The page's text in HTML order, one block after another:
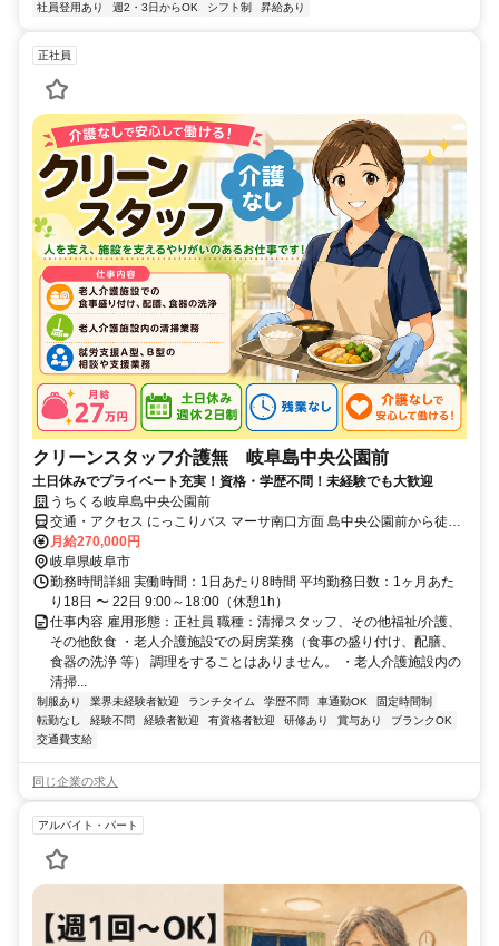
社員登用あり 週2・3日からOK シフト制 昇給あり
正社員
クリーンスタッフ介護無 岐阜島中央公園前
土日休みでプライベート充実！資格・学歴不問！未経験でも大歓迎
うちくる岐阜島中央公園前
交通・アクセス にっこりバス マーサ南口方面 島中央公園前から徒歩
１分
月給270,000円
岐阜県岐阜市
勤務時間詳細 実働時間：1日あたり8時間 平均勤務日数：1ヶ月あた
り18日 〜 22日 9:00～18:00（休憩1h）
仕事内容 雇用形態：正社員 職種：清掃スタッフ、その他福祉/介護、
その他飲食 ・老人介護施設での厨房業務（食事の盛り付け、配膳、
食器の洗浄 等） 調理をすることはありません。 ・老人介護施設内の
清掃...
制服あり 業界未経験者歓迎 ランチタイム 学歴不問 車通勤OK
固定時間制
転勤なし
経験不問 経験者歓迎 有資格者歓迎 研修あり 賞与あり
ブランクOK
交通費支給
同じ企業の求人
アルバイト・パート